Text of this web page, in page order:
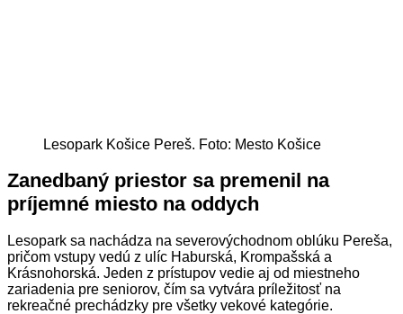
Lesopark Košice Pereš. Foto: Mesto Košice
Zanedbaný priestor sa premenil na
príjemné miesto na oddych
Lesopark sa nachádza na severovýchodnom oblúku Pereša,
pričom vstupy vedú z ulíc Haburská, Krompašská a
Krásnohorská. Jeden z prístupov vedie aj od miestneho
zariadenia pre seniorov, čím sa vytvára príležitosť na
rekreačné prechádzky pre všetky vekové kategórie.